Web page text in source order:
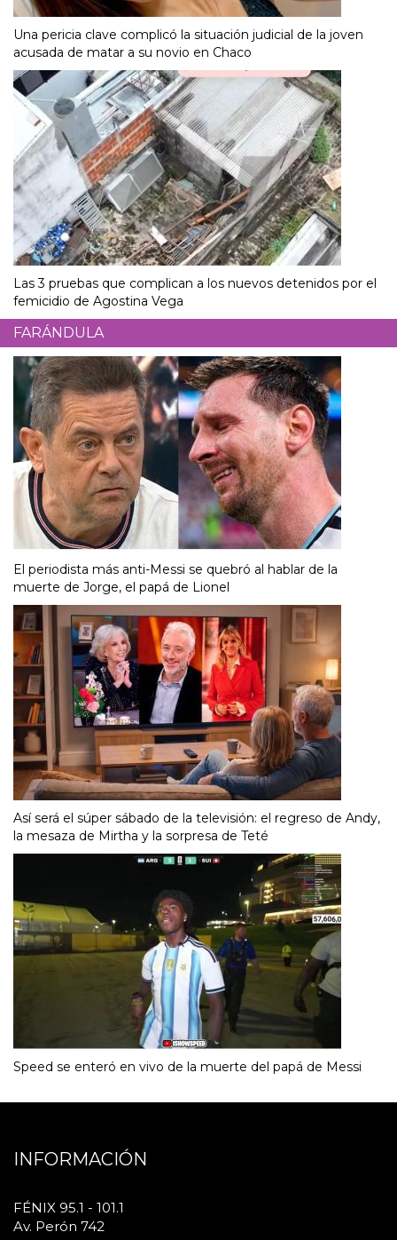
Una pericia clave complicó la situación judicial de la joven
acusada de matar a su novio en Chaco
Las 3 pruebas que complican a los nuevos detenidos por el
femicidio de Agostina Vega
FARÁNDULA
El periodista más anti-Messi se quebró al hablar de la
muerte de Jorge, el papá de Lionel
Así será el súper sábado de la televisión: el regreso de Andy,
la mesaza de Mirtha y la sorpresa de Teté
Speed se enteró en vivo de la muerte del papá de Messi
INFORMACIÓN
FÉNIX 95.1 - 101.1
Av. Perón 742